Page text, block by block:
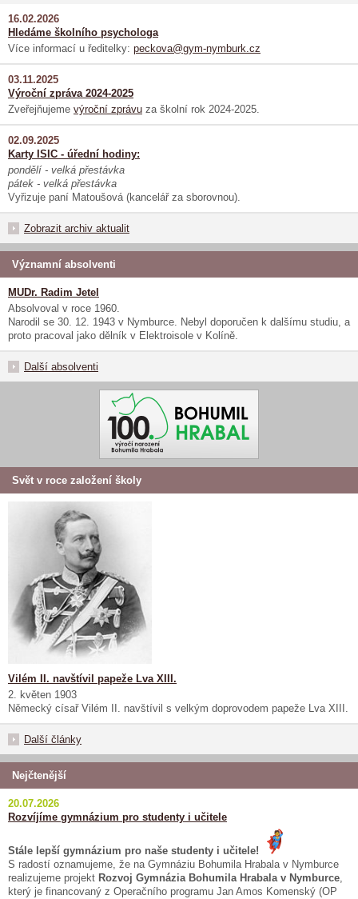
16.02.2026
Hledáme školního psychologa
Více informací u ředitelky: peckova@gym-nymburk.cz
03.11.2025
Výroční zpráva 2024-2025
Zveřejňujeme výroční zprávu za školní rok 2024-2025.
02.09.2025
Karty ISIC - úřední hodiny:
pondělí - velká přestávka
pátek - velká přestávka
Vyřizuje paní Matoušová (kancelář za sborovnou).
Zobrazit archiv aktualit
Významní absolventi
MUDr. Radim Jetel
Absolvoval v roce 1960.
Narodil se 30. 12. 1943 v Nymburce. Nebyl doporučen k dalšímu studiu, a
proto pracoval jako dělník v Elektroisole v Kolíně.
Další absolventi
Svět v roce založení školy
Vilém II. navštívil papeže Lva XIII.
2. květen 1903
Německý císař Vilém II. navštívil s velkým doprovodem papeže Lva XIII.
Další články
Nejčtenější
20.07.2026
Rozvíjíme gymnázium pro studenty i učitele
Stále lepší gymnázium pro naše studenty i učitele!
S radostí oznamujeme, že na Gymnáziu Bohumila Hrabala v Nymburce
realizujeme projekt Rozvoj Gymnázia Bohumila Hrabala v Nymburce,
který je financovaný z Operačního programu Jan Amos Komenský (OP